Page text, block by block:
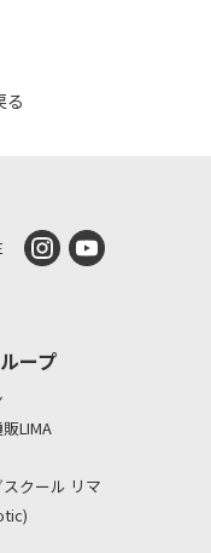
る
ープ
LIMA
クール リマ